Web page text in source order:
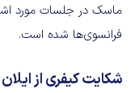
ماسک در جلسات مورد
فرانسوی‌ها شده است.
شکایت کیفری از